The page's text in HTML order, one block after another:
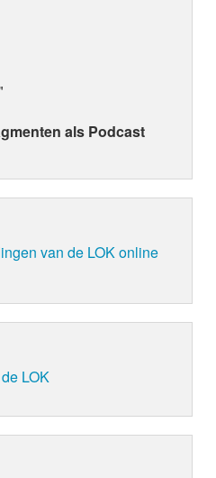
als Podcast
van de LOK online
LOK